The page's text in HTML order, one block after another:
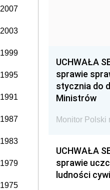
2007
2003
1999
1995
1991
1987
1983
1979
1975
UCHWAŁA
sprawie
stycznia do
Ministrów
Monitor Polski
UCHWAŁA
sprawie
ludności